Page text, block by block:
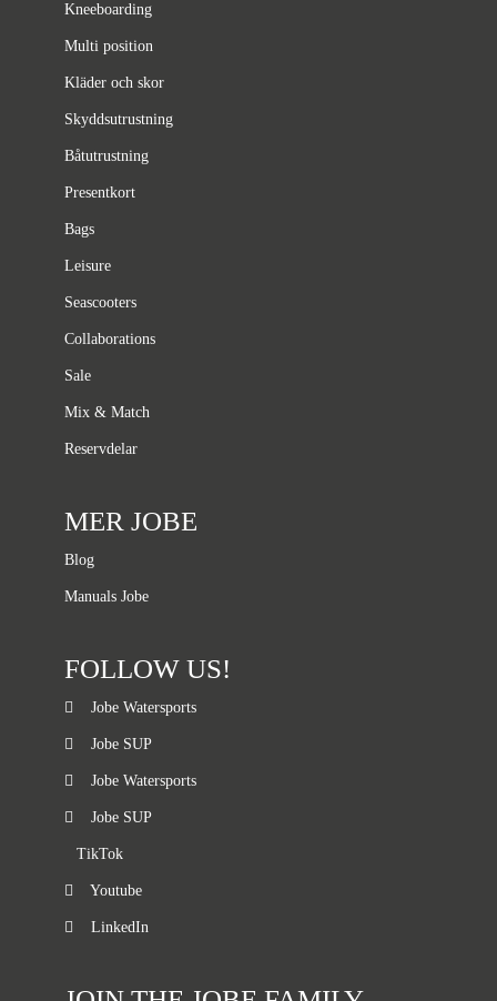
Kneeboarding
Multi position
Kläder och skor
Skyddsutrustning
Båtutrustning
Presentkort
Bags
Leisure
Seascooters
Collaborations
Sale
Mix & Match
Reservdelar
MER JOBE
Blog
Manuals Jobe
FOLLOW US!
Jobe Watersports
Jobe SUP
Jobe Watersports
Jobe SUP
TikTok
Youtube
LinkedIn